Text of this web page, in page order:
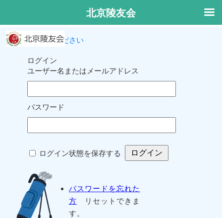
ログインしてください
ログイン
ユーザー名またはメールアドレス
パスワード
ログイン状態を保存する
パスワードを忘れた
方 リセットできま
す。
北京陵友会